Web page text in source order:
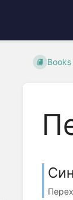
Books